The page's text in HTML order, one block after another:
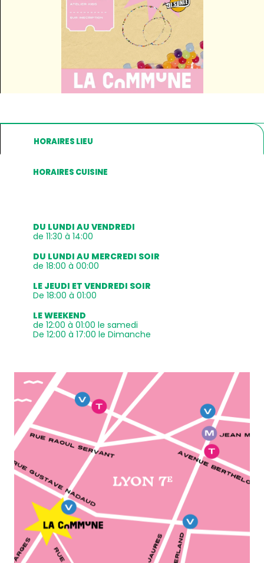
HORAIRES LIEU
HORAIRES CUISINE
DU LUNDI AU VENDREDI
de 11:30 à 14:00
DU LUNDI AU MERCREDI SOIR
de 18:00 à 00:00
LE JEUDI ET VENDREDI SOIR
De 18:00 à 01:00
LE WEEKEND
de 12:00 à 01:00 le samedi
De 12:00 à 17:00 le Dimanche